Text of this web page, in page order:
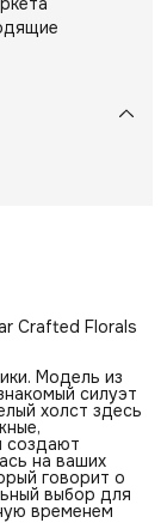
Crafted Florals
Модель из
силуэт
холст здесь
создают
на ваших
говорит о
выбор для
временем